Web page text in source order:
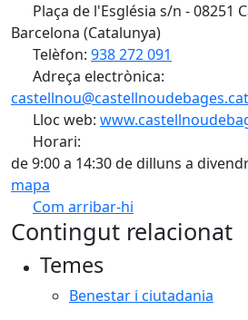
Plaça de l'Església s/n - 08251
Barcelona (Catalunya)
Telèfon: 938 272 091
Adreça electrònica:
castellnou@castellnoudebages.cat
Lloc web:
Horari:
de 9:00 a 14:30 de dilluns a
mapa
Com arribar-hi
+
Contingut relacionat
Temes
Benestar i ciutadania